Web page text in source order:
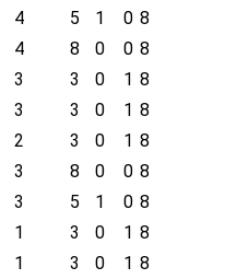
4 5 1 0 8
4 8 0 0 8
3 3 0 1 8
3 3 0 1 8
2 3 0 1 8
3 8 0 0 8
3 5 1 0 8
1 3 0 1 8
1 3 0 1 8